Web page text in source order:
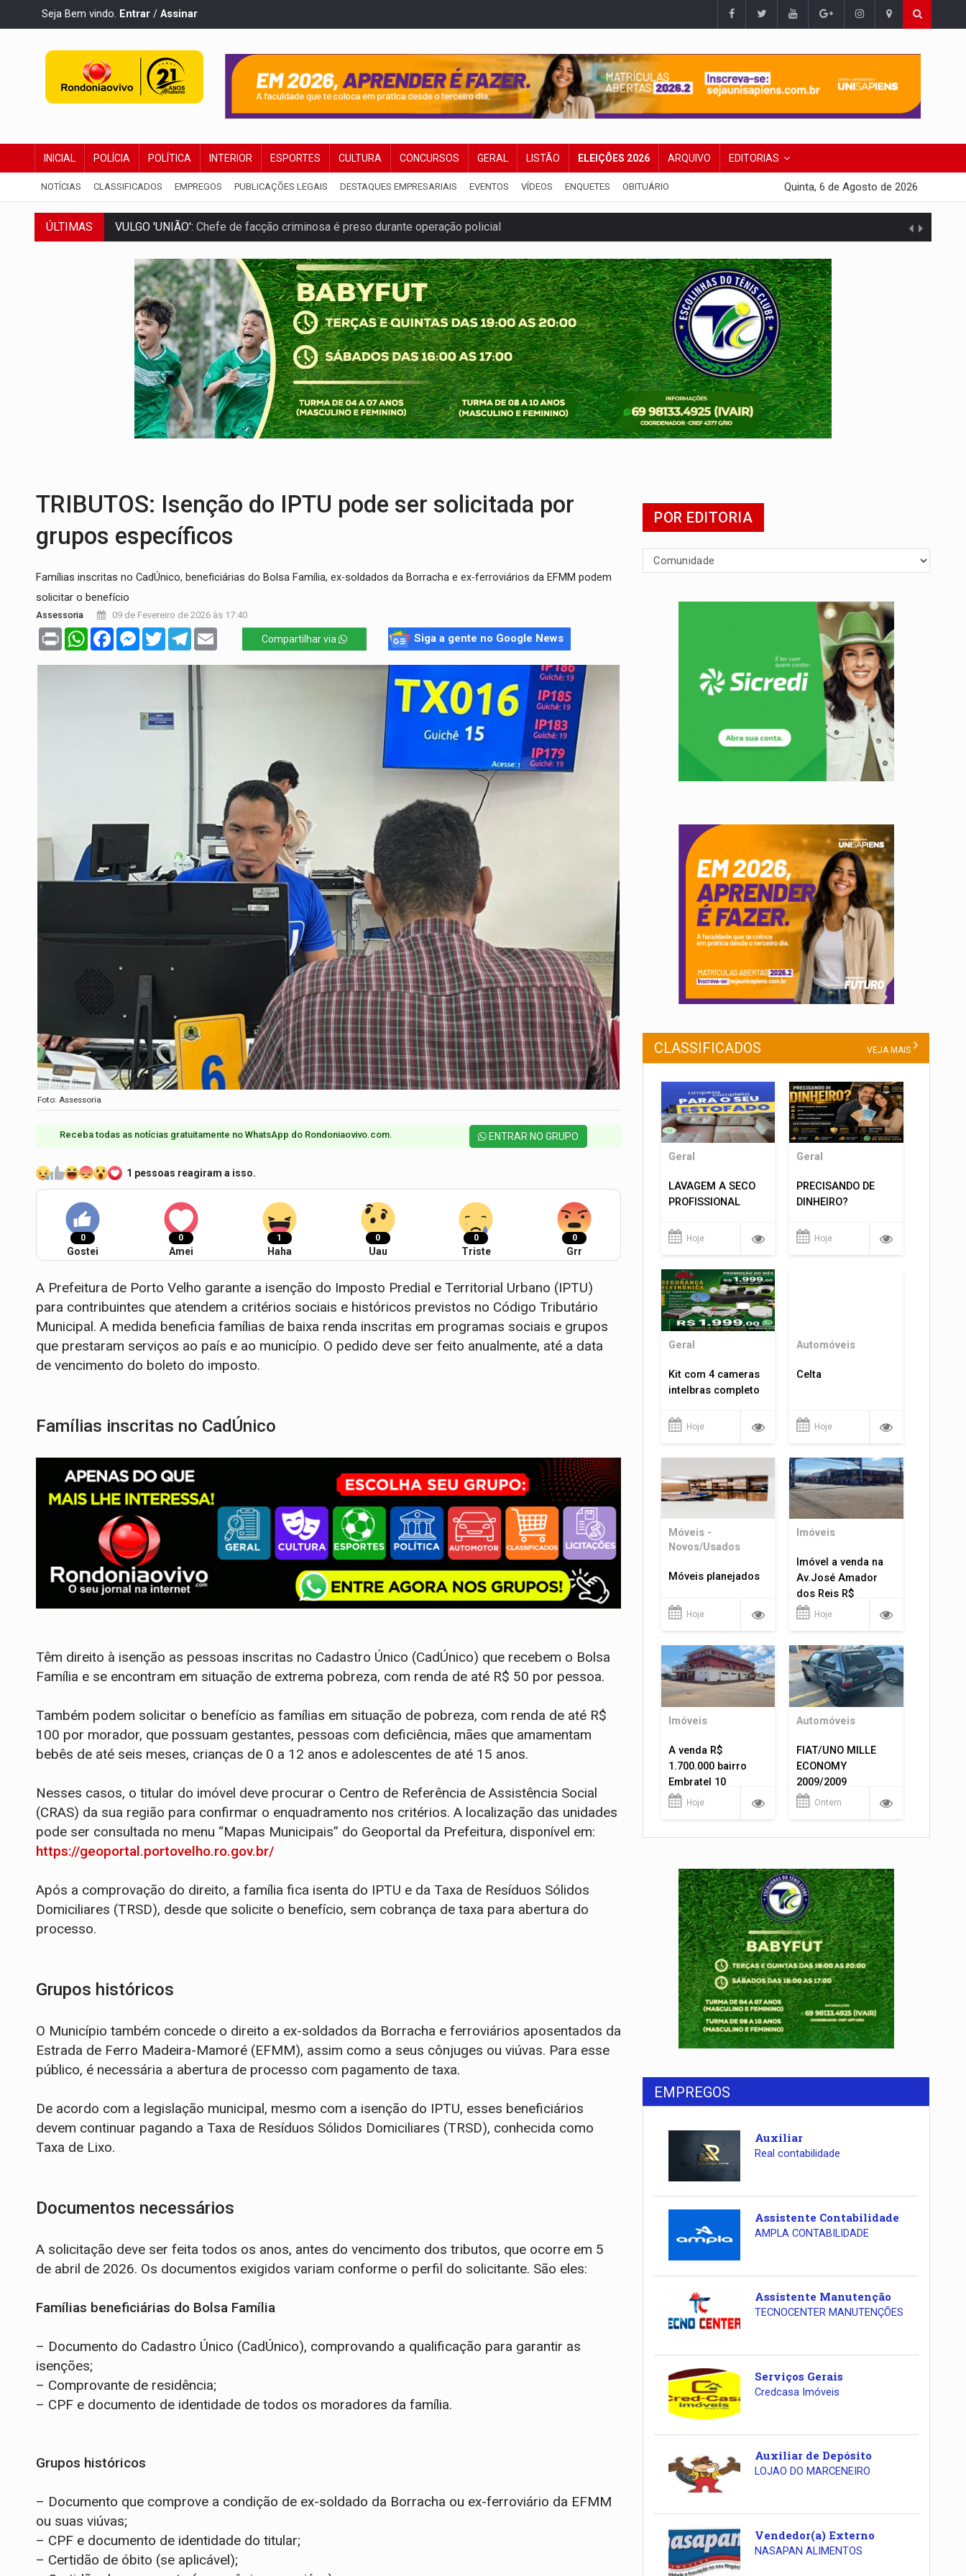
Seja Bem vindo. Entrar / Assinar
INICIAL POLÍCIA POLÍTICA INTERIOR ESPORTES CULTURA CONCURSOS GERAL LISTÃO ELEIÇÕES 2026 ARQUIVO EDITORIAS
NOTÍCIAS CLASSIFICADOS EMPREGOS PUBLICAÇÕES LEGAIS DESTAQUES EMPRESARIAIS EVENTOS VÍDEOS ENQUETES OBITUÁRIO Quinta, 6 de Agosto de 2026
ÚLTIMAS
VULGO 'UNIÃO':Chefe de facção criminosa é preso durante operação policial
Publicação Legal:CONVOCAÇÃO DAS ELEIÇÕES: SEATER/RO
RO EMPREENDEDORA:2ª edição da feira começa nesta quinta-feira (6) no Espaço Alternativo
FORTALECIMENTO: Contratação de novos servidores reforça equipes do Cad Único nos Cras de PVH
VÍDEO:Condutor de carro avança cruzamento e deixa motociclista com fratura
'OS OLHOS DO BRASIL':Emanuel Neri transforma indignação e esperança em rock no seu novo single
SOB INVESTIGAÇÃO:Dentista de PVH é denunciado por transmitir HIV a quatro mulheres
ESQUEMA DE FRAUDES:Polícia Civil deflagra a terceira fase da Operação Contemplados
ASSESSOR FLAGRADO:Empresa e ONG que recebeu R$ 12 mi em emendas estão no mesmo endereço
TRIBUTOS: Isenção do IPTU pode ser solicitada por
grupos específicos
Famílias inscritas no CadÚnico, beneficiárias do Bolsa Família, ex-soldados da Borracha e ex-ferroviários da EFMM podem
solicitar o benefício
Assessoria 09 de Fevereiro de 2026 às 17:40
Print WhatsAppFacebookMessenger
TwitterTelegram Compartilhar via Siga a gente no Google News
Foto: Assessoria
Receba todas as notícias gratuitamente no WhatsApp do Rondoniaovivo.com.​ ENTRAR NO GRUPO
1 pessoas reagiram a isso.
0
Gostei
0
Amei
1
Haha
0
Uau
0
Triste
0
Grr
A Prefeitura de Porto Velho garante a isenção do Imposto Predial e Territorial Urbano (IPTU)
para contribuintes que atendem a critérios sociais e históricos previstos no Código Tributário
Municipal. A medida beneficia famílias de baixa renda inscritas em programas sociais e grupos
que prestaram serviços ao país e ao município. O pedido deve ser feito anualmente, até a data
de vencimento do boleto do imposto.
Famílias inscritas no CadÚnico
Têm direito à isenção as pessoas inscritas no Cadastro Único (CadÚnico) que recebem o Bolsa
Família e se encontram em situação de extrema pobreza, com renda de até R$ 50 por pessoa.
Também podem solicitar o benefício as famílias em situação de pobreza, com renda de até R$
100 por morador, que possuam gestantes, pessoas com deficiência, mães que amamentam
bebês de até seis meses, crianças de 0 a 12 anos e adolescentes de até 15 anos.
Nesses casos, o titular do imóvel deve procurar o Centro de Referência de Assistência Social
(CRAS) da sua região para confirmar o enquadramento nos critérios. A localização das unidades
pode ser consultada no menu “Mapas Municipais” do Geoportal da Prefeitura, disponível em:
https://geoportal.portovelho.ro.gov.br/
Após a comprovação do direito, a família fica isenta do IPTU e da Taxa de Resíduos Sólidos
Domiciliares (TRSD), desde que solicite o benefício, sem cobrança de taxa para abertura do
processo.
Grupos históricos
O Município também concede o direito a ex-soldados da Borracha e ferroviários aposentados da
Estrada de Ferro Madeira-Mamoré (EFMM), assim como a seus cônjuges ou viúvas. Para esse
público, é necessária a abertura de processo com pagamento de taxa.
De acordo com a legislação municipal, mesmo com a isenção do IPTU, esses beneficiários
devem continuar pagando a Taxa de Resíduos Sólidos Domiciliares (TRSD), conhecida como
Taxa de Lixo.
Documentos necessários
A solicitação deve ser feita todos os anos, antes do vencimento dos tributos, que ocorre em 5
de abril de 2026. Os documentos exigidos variam conforme o perfil do solicitante. São eles:
Famílias beneficiárias do Bolsa Família
– Documento do Cadastro Único (CadÚnico), comprovando a qualificação para garantir as
isenções;
– Comprovante de residência;
– CPF e documento de identidade de todos os moradores da família.
Grupos históricos
– Documento que comprove a condição de ex-soldado da Borracha ou ex-ferroviário da EFMM
ou suas viúvas;
– CPF e documento de identidade do titular;
– Certidão de óbito (se aplicável);
POR EDITORIA
CLASSIFICADOS VEJA MAIS
Geral
LAVAGEM A SECO
PROFISSIONAL
Hoje
Geral
PRECISANDO DE
DINHEIRO?
Hoje
Geral
Kit com 4 cameras
intelbras completo
Hoje
Automóveis
Celta
Hoje
Móveis -
Novos/Usados
Móveis planejados
Hoje
Imóveis
Imóvel a venda na
Av.José Amador
dos Reis R$
1.400.000
Hoje
Imóveis
A venda R$
1.700.000 bairro
Embratel 10
apartamentos!
Hoje
Automóveis
FIAT/UNO MILLE
ECONOMY
2009/2009
Ontem
EMPREGOS
Auxiliar
Real contabilidade
Assistente Contabilidade
AMPLA CONTABILIDADE
Assistente Manutenção
TECNOCENTER MANUTENÇÕES
Serviços Gerais
Credcasa Imóveis
Auxiliar de Depósito
LOJAO DO MARCENEIRO
Vendedor(a) Externo
NASAPAN ALIMENTOS